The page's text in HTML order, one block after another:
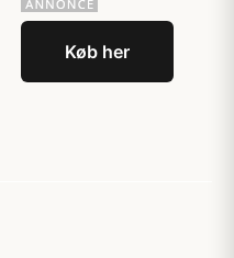
Køb her